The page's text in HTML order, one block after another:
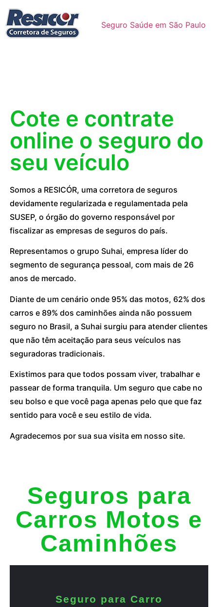
Seguro Saúde em São Paulo
Cote e contrate
online o seguro do
seu veículo
Somos a RESICÓR, uma corretora de seguros
devidamente regularizada e regulamentada pela
SUSEP, o órgão do governo responsável por
fiscalizar as empresas de seguros do país.
Representamos o grupo Suhai, empresa líder do
segmento de segurança pessoal, com mais de 26
anos de mercado.
Diante de um cenário onde 95% das motos, 62% dos
carros e 89% dos caminhões ainda não possuem
seguro no Brasil, a Suhai surgiu para atender clientes
que não têm aceitação para seus veículos nas
seguradoras tradicionais.
Existimos para que todos possam viver, trabalhar e
passear de forma tranquila. Um seguro que cabe no
seu bolso e que você paga apenas pelo que que faz
sentido para você e seu estilo de vida.
Agradecemos por sua sua visita em nosso site.
Seguros para
Carros Motos e
Caminhões
Seguro para Carro